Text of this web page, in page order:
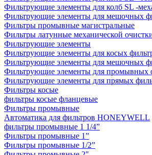
Фильтрующие элементы для колб SL -
Фильтрующие элементы для мешочных
Фильтры промывные магистральные
Фильтры латунные механической
Фильтрующие элементы
Фильтрующие элементы для косых
Фильтрующие элементы для мешочных
Фильтрующие элементы для промывных
Фильтрующие элементы для прямых
Фильтры косые
фильтры косые фланцевые
Фильтры промывные
Автоматика для фильтров HONEYWELL
фильтры промывные 1 1/4”
Фильтры промывные 1”
Фильтры промывные 1/2”